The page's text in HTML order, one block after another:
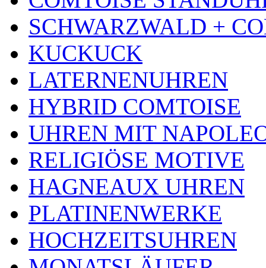
SCHWARZWALD +
KUCKUCK
LATERNENUHREN
HYBRID COMTOISE
UHREN MIT
RELIGIÖSE MOTIVE
HAGNEAUX UHREN
PLATINENWERKE
HOCHZEITSUHREN